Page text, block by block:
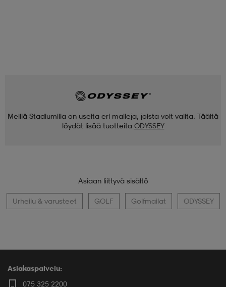
Meillä Stadiumilla on useita eri malleja, joista voit valita. Täältä
löydät lisää tuotteita ODYSSEY
Asiaan liittyvä sisältö
Urheilu & varusteet GOLF Golfmailat ODYSSEY
Asiakaspalvelu:
075 325 2200